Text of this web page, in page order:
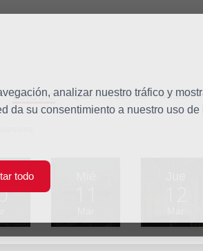
analizar nuestro tráfico y
da su consentimiento a nuestro uso
todo
Estudio Quiénes somos Misión